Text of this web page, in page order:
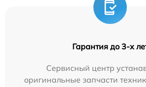
Гарантия до 3-х
Сервисный центр
оригинальные запчасти